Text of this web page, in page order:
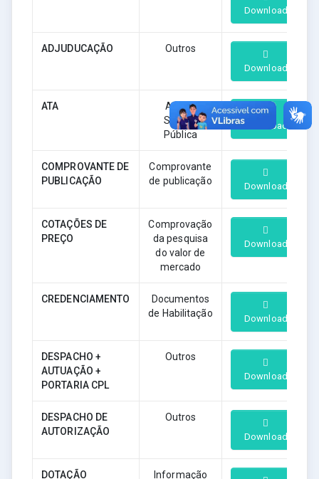
Download
ADJUDUCAÇÃO Outros
Download
ATA
Ata da
Sessão
Pública
Download
COMPROVANTE DE
PUBLICAÇÃO
Comprovante
de publicação
Download
COTAÇÕES DE
PREÇO
Comprovação
da pesquisa
do valor de
mercado
Download
CREDENCIAMENTO
Documentos
de Habilitação
Download
DESPACHO +
AUTUAÇÃO +
PORTARIA CPL
Outros
Download
DESPACHO DE
AUTORIZAÇÃO
Outros
Download
DOTAÇÃO Informação